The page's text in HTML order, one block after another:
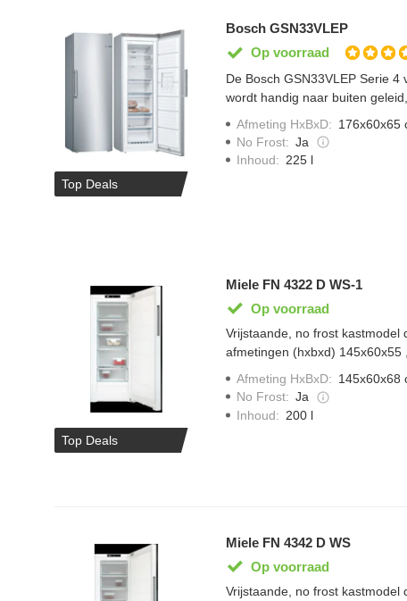
Top Deals
Bosch GSN33VLEP
Op voorraad
De Bosch GSN33VLEP Serie
wordt handig naar buiten
handmatig ontdooid te
de deur niet goed is gesloten.
Afmeting HxBxD: 176x60x65
No Frost: Ja
Inhoud: 225 l
Top Deals
Miele FN 4322 D WS-1
Op voorraad
Vrijstaande, no frost kastmodel
afmetingen (hxbxd) 145x60x55
Afmeting HxBxD: 145x60x68
No Frost: Ja
Inhoud: 200 l
Miele FN 4342 D WS
Op voorraad
Vrijstaande, no frost kastmodel